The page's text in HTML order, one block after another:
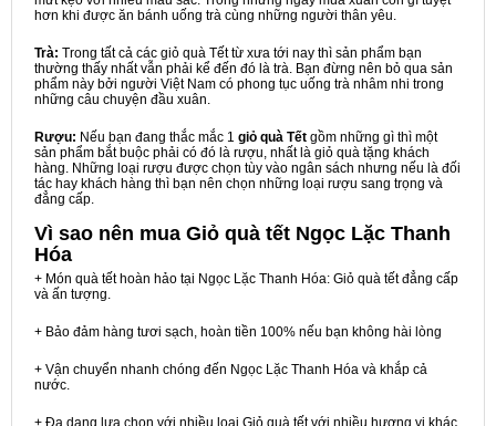
hơn khi được ăn bánh uống trà cùng những người thân yêu.
Trà: Trong tất cả các giỏ quà Tết từ xưa tới nay thì sản phẩm bạn
thường thấy nhất vẫn phải kể đến đó là trà. Bạn đừng nên bỏ qua sản
phẩm này bởi người Việt Nam có phong tục uống trà nhâm nhi trong
những câu chuyện đầu xuân.
Rượu: Nếu bạn đang thắc mắc 1 giỏ quà Tết gồm những gì thì một
sản phẩm bắt buộc phải có đó là rượu, nhất là giỏ quà tặng khách
hàng. Những loại rượu được chọn tùy vào ngân sách nhưng nếu là đối
tác hay khách hàng thì bạn nên chọn những loại rượu sang trọng và
đẳng cấp.
Vì sao nên mua Giỏ quà tết Ngọc Lặc Thanh
Hóa
+ Món quà tết hoàn hảo tại Ngọc Lặc Thanh Hóa: Giỏ quà tết đẳng cấp
và ấn tượng.
+ Bảo đảm hàng tươi sạch, hoàn tiền 100% nếu bạn không hài lòng
+ Vận chuyển nhanh chóng đến Ngọc Lặc Thanh Hóa và khắp cả
nước.
+ Đa dạng lựa chọn với nhiều loại Giỏ quà tết với nhiều hương vị khác